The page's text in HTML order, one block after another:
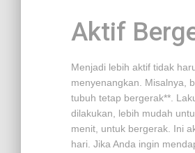
Aktif
Menjadi lebih aktif tidak
menyenangkan. Misalnya,
tubuh tetap bergerak**.
dilakukan, lebih mudah
menit, untuk bergerak. Ini
hari. Jika Anda ingin